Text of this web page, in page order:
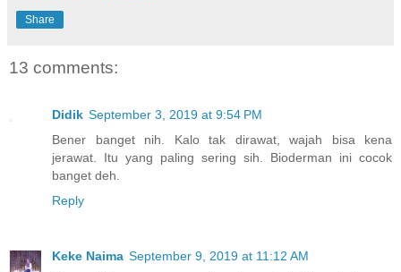
Share
13 comments:
Didik September 3, 2019 at 9:54 PM
Bener banget nih. Kalo tak dirawat, wajah bisa kena
jerawat. Itu yang paling sering sih. Bioderman ini cocok
banget deh.
Reply
Keke Naima September 9, 2019 at 11:12 AM